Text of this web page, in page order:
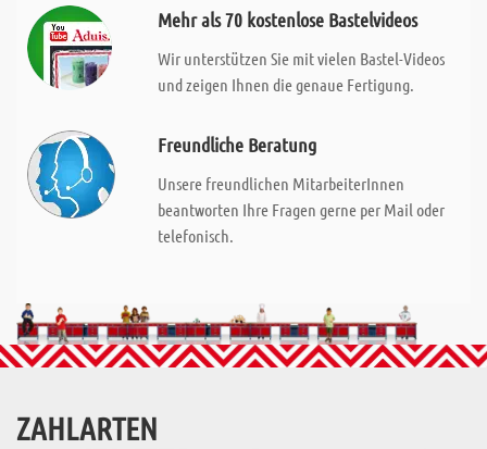
Mehr als 70 kostenlose Bastelvideos
Wir unterstützen Sie mit vielen Bastel-Videos
und zeigen Ihnen die genaue Fertigung.
Freundliche Beratung
Unsere freundlichen MitarbeiterInnen
beantworten Ihre Fragen gerne per Mail oder
telefonisch.
ZAHLARTEN